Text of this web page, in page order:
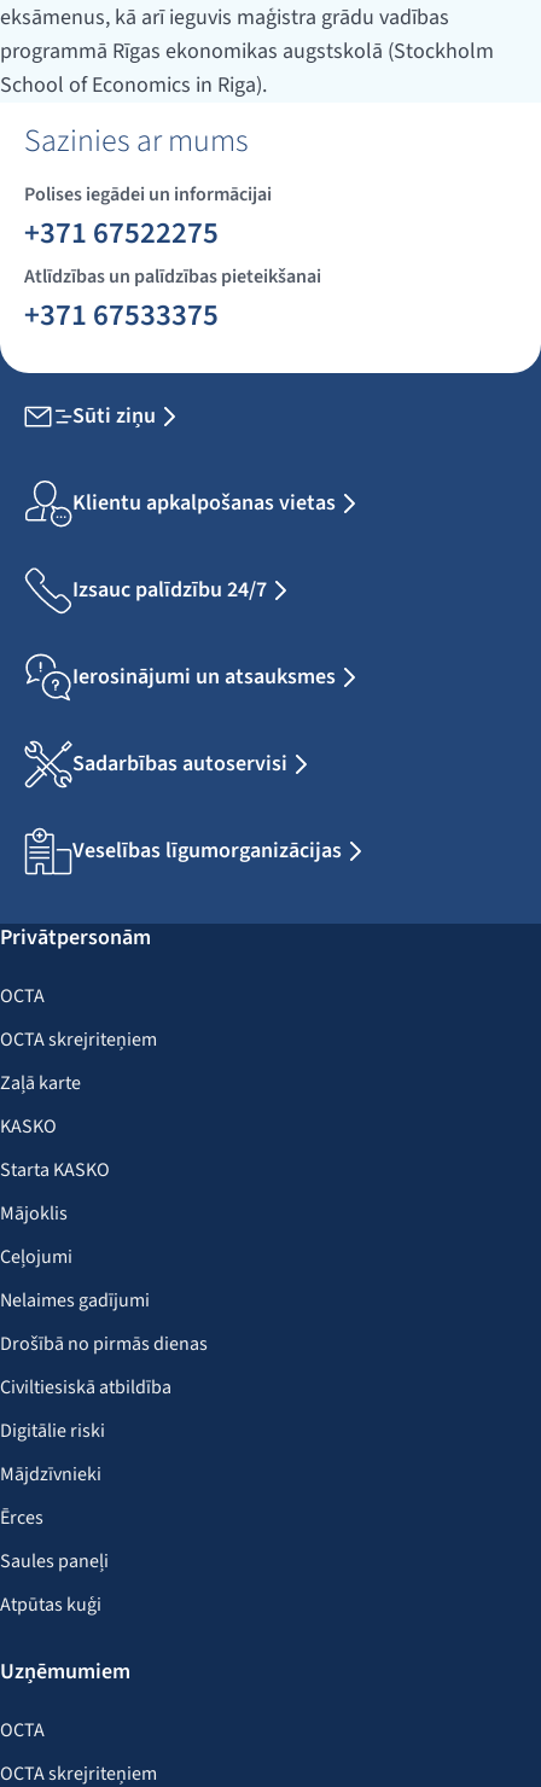
eksāmenus, kā arī ieguvis maģistra grādu vadības
programmā Rīgas ekonomikas augstskolā (Stockholm
School of Economics in Riga).
Sazinies ar mums
Polises iegādei un informācijai
+371 67522275
Atlīdzības un palīdzības pieteikšanai
+371 67533375
Sūti ziņu
Klientu apkalpošanas vietas
Izsauc palīdzību 24/7
Ierosinājumi un atsauksmes
Sadarbības autoservisi
Veselības līgumorganizācijas
Privātpersonām
OCTA
OCTA skrejriteņiem
Zaļā karte
KASKO
Starta KASKO
Mājoklis
Ceļojumi
Nelaimes gadījumi
Drošībā no pirmās dienas
Civiltiesiskā atbildība
Digitālie riski
Mājdzīvnieki
Ērces
Saules paneļi
Atpūtas kuģi
Uzņēmumiem
OCTA
OCTA skrejriteņiem